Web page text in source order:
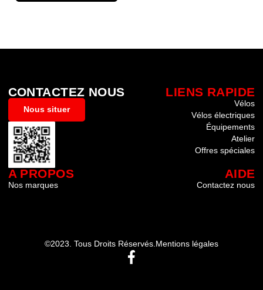
CONTACTEZ NOUS
Nous situer
LIENS RAPIDE
Vélos
Vélos électriques
Équipements
Atelier
Offres spéciales
A PROPOS
Nos marques
AIDE
Contactez nous
©2023. Tous Droits Réservés. Mentions légales